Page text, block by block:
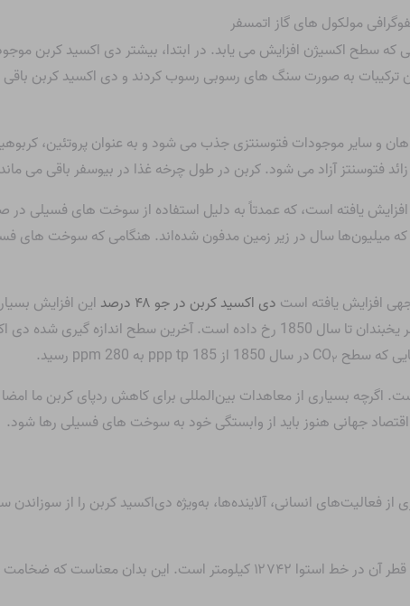
سطح اکسیژن افزایش می یابد. در ابتدا، بیشتر دی اکسید کربن
ترکیبات به صورت سنگ های رسوبی رسوب کردند و دی اکسید کربن باقی
و سایر موجودات فتوسنتزی جذب می شود و به عنوان پروتئین،
فتوسنتز آزاد می شود. کربن در طول چرخه غذا در بیوسفر باقی می
یافته است، که عمدتاً به دلیل استفاده از سوخت های فسیلی در
میلیون‌ها سال در زیر زمین مدفون شده‌اند. هنگامی که سوخت های
افزایش یافته است دی اکسید کربن در جو ۴۸ درصد
این افزایش
۲
در سال 1850 از 185 ppp tp به 280 ppm رسید.
اگرچه بسیاری از معاهدات بین‌المللی برای کاهش ردپای کربن ما
اقتصاد جهانی هنوز باید از وابستگی خود به سوخت های فسیلی رها شود.
از فعالیت‌های انسانی، آلاینده‌ها، به‌ویژه دی‌اکسید کربن را از